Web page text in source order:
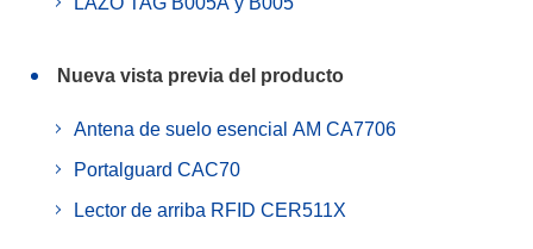
Nueva vista previa del producto
Antena de suelo esencial AM CA7706
Portalguard CAC70
Lector de arriba RFID CER511X